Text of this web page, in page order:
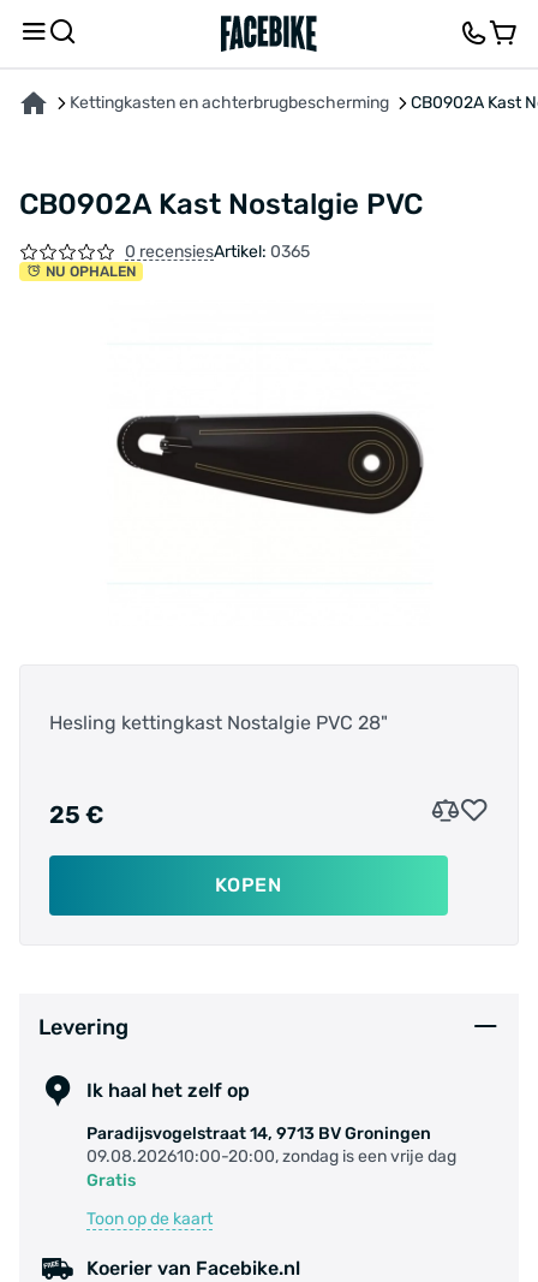
Kettingkasten en achterbrugbescherming CB0902A Kast
CB0902A Kast Nostalgie PVC
0 recensiesArtikel: 0365
NU OPHALEN
Hesling kettingkast Nostalgie PVC 28"
25 €
KOPEN
Levering
Ik haal het zelf op
Paradijsvogelstraat 14, 9713 BV Groningen
09.08.202610:00-20:00, zondag is een vrije dag
Gratis
Toon op de kaart
Koerier van Facebike.nl
OVER HET PRODUCT FEEDBACK EN VRAGEN